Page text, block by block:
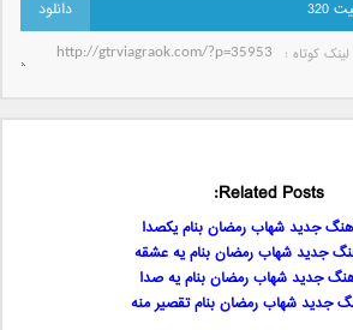
لینک کوتاه‌ :
Related Posts:
جدید شهاب رمضان بنام یکصدا
جدید شهاب رمضان بنام یه عشقه
جدید شهاب رمضان بنام یه صدا
جدید شهاب رمضان بنام تقصیر منه